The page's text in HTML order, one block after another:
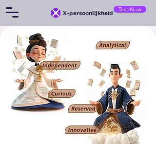
X-persoonlijkheid
Test Now